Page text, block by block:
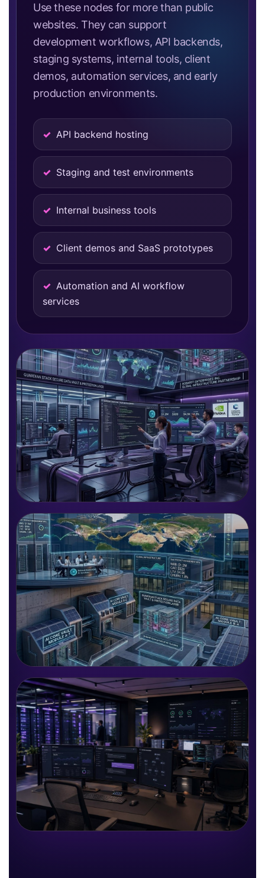
Use these nodes for more than public
websites. They can support
development workflows, API backends,
staging systems, internal tools, client
demos, automation services, and early
production environments.
API backend hosting
Staging and test environments
Internal business tools
Client demos and SaaS prototypes
Automation and AI workflow
services